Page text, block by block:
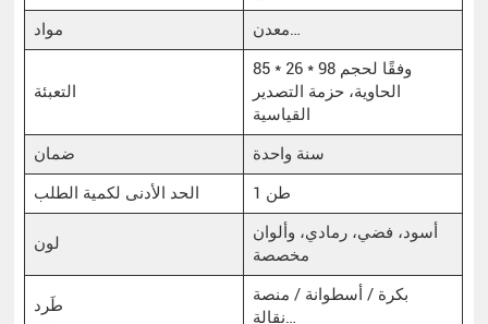
مواد
التعبئة
85 * 26 * 98 وفقًا لحجم
الحاوية، حزمة التصدير
القياسية
ضمان
سنة واحدة
الحد الأدنى لكمية الطلب
1 طن
لون
أسود، فضي، رمادي، وألوان
مخصصة
طَرد
بكرة / أسطوانة / منصة